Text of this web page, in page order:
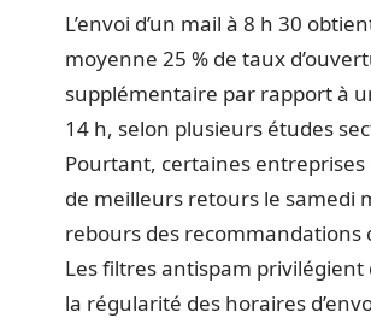
L’envoi d’un mail à 8 h 30
moyenne 25 % de taux
supplémentaire par rapport à
14 h, selon plusieurs études
Pourtant, certaines
de meilleurs retours le samedi
rebours des recommandations
Les filtres antispam privilégient
la régularité des horaires